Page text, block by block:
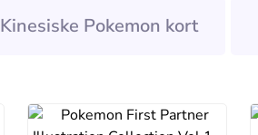
Kinesiske Pokemon kort